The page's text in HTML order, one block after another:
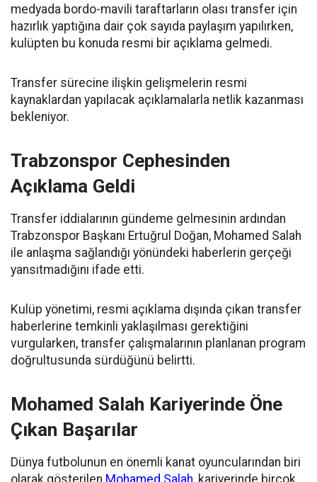
medyada bordo-mavili taraftarların olası transfer için
hazırlık yaptığına dair çok sayıda paylaşım yapılırken,
kulüpten bu konuda resmi bir açıklama gelmedi.
Transfer sürecine ilişkin gelişmelerin resmi
kaynaklardan yapılacak açıklamalarla netlik kazanması
bekleniyor.
Trabzonspor Cephesinden
Açıklama Geldi
Transfer iddialarının gündeme gelmesinin ardından
Trabzonspor Başkanı Ertuğrul Doğan, Mohamed Salah
ile anlaşma sağlandığı yönündeki haberlerin gerçeği
yansıtmadığını ifade etti.
Kulüp yönetimi, resmi açıklama dışında çıkan transfer
haberlerine temkinli yaklaşılması gerektiğini
vurgularken, transfer çalışmalarının planlanan program
doğrultusunda sürdüğünü belirtti.
Mohamed Salah Kariyerinde Öne
Çıkan Başarılar
Dünya futbolunun en önemli kanat oyuncularından biri
olarak gösterilen Mohamed Salah, kariyerinde birçok